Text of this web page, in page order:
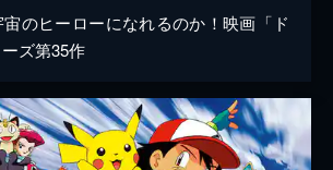
のヒーローになれるのか！映画「ド
ズ第35作